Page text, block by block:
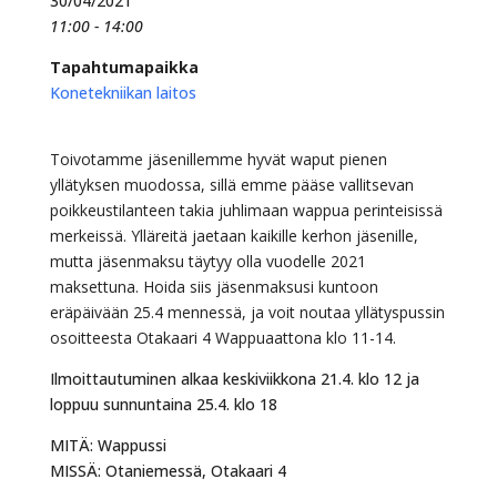
11:00 - 14:00
Tapahtumapaikka
Konetekniikan laitos
Toivotamme jäsenillemme hyvät waput pienen
yllätyksen muodossa, sillä emme pääse vallitsevan
poikkeustilanteen takia juhlimaan wappua perinteisissä
merkeissä. Ylläreitä jaetaan kaikille kerhon jäsenille,
mutta jäsenmaksu täytyy olla vuodelle 2021
maksettuna. Hoida siis jäsenmaksusi kuntoon
eräpäivään 25.4 mennessä, ja voit noutaa yllätyspussin
osoitteesta Otakaari 4 Wappuaattona klo 11-14.
Ilmoittautuminen alkaa keskiviikkona 21.4. klo 12 ja
loppuu sunnuntaina 25.4. klo 18
MITÄ: Wappussi
MISSÄ: Otaniemessä, Otakaari 4